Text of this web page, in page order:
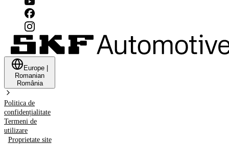
Europe
Romanian
România
Politica de
confidențialitate
Termeni de
utilizare
Proprietate site